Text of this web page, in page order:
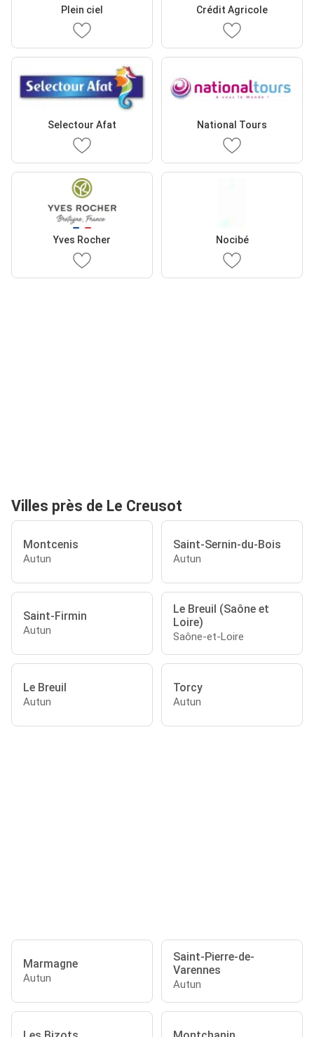
Plein ciel Crédit Agricole
Selectour Afat National Tours
Yves Rocher Nocibé
Villes près de Le Creusot
Montcenis
Autun
Saint-Sernin-du-Bois
Autun
Saint-Firmin
Autun
Le Breuil (Saône et
Loire)
Saône-et-Loire
Le Breuil
Autun
Torcy
Autun
Marmagne
Autun
Saint-Pierre-de-
Varennes
Autun